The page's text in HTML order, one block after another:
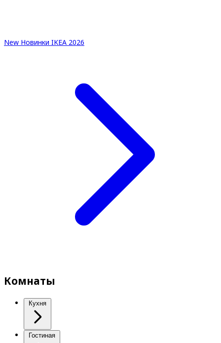
New Новинки IKEA 2026
Комнаты
Кухня
Гостиная